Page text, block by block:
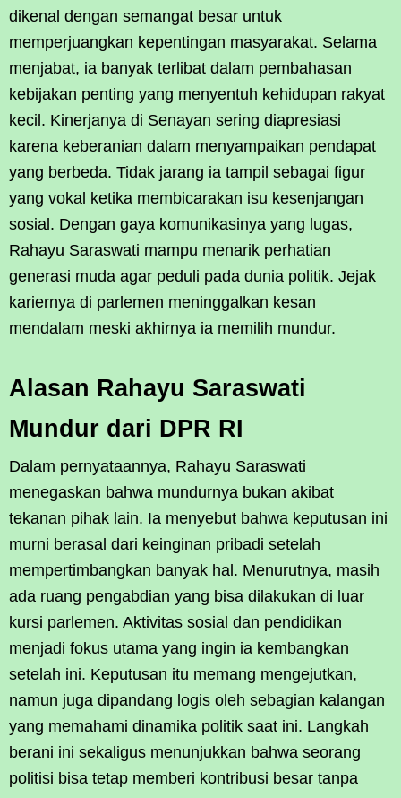
dikenal dengan semangat besar untuk
memperjuangkan kepentingan masyarakat. Selama
menjabat, ia banyak terlibat dalam pembahasan
kebijakan penting yang menyentuh kehidupan rakyat
kecil. Kinerjanya di Senayan sering diapresiasi
karena keberanian dalam menyampaikan pendapat
yang berbeda. Tidak jarang ia tampil sebagai figur
yang vokal ketika membicarakan isu kesenjangan
sosial. Dengan gaya komunikasinya yang lugas,
Rahayu Saraswati mampu menarik perhatian
generasi muda agar peduli pada dunia politik. Jejak
kariernya di parlemen meninggalkan kesan
mendalam meski akhirnya ia memilih mundur.
Alasan Rahayu Saraswati
Mundur dari DPR RI
Dalam pernyataannya, Rahayu Saraswati
menegaskan bahwa mundurnya bukan akibat
tekanan pihak lain. Ia menyebut bahwa keputusan ini
murni berasal dari keinginan pribadi setelah
mempertimbangkan banyak hal. Menurutnya, masih
ada ruang pengabdian yang bisa dilakukan di luar
kursi parlemen. Aktivitas sosial dan pendidikan
menjadi fokus utama yang ingin ia kembangkan
setelah ini. Keputusan itu memang mengejutkan,
namun juga dipandang logis oleh sebagian kalangan
yang memahami dinamika politik saat ini. Langkah
berani ini sekaligus menunjukkan bahwa seorang
politisi bisa tetap memberi kontribusi besar tanpa